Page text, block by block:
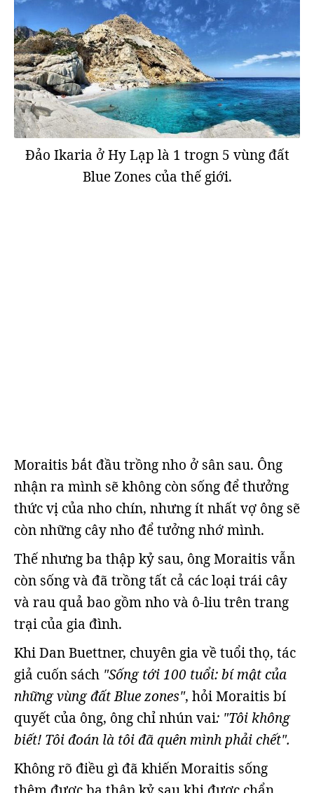
Đảo Ikaria ở Hy Lạp là 1 trogn 5 vùng đất
Blue Zones của thế giới.
Moraitis bắt đầu trồng nho ở sân sau. Ông
nhận ra mình sẽ không còn sống để thưởng
thức vị của nho chín, nhưng ít nhất vợ ông sẽ
còn những cây nho để tưởng nhớ mình.
Thế nhưng ba thập kỷ sau, ông Moraitis vẫn
còn sống và đã trồng tất cả các loại trái cây
và rau quả bao gồm nho và ô-liu trên trang
trại của gia đình.
Khi Dan Buettner, chuyên gia về tuổi thọ, tác
giả cuốn sách "Sống tới 100 tuổi: bí mật của
những vùng đất Blue zones", hỏi Moraitis bí
quyết của ông, ông chỉ nhún vai: "Tôi không
biết! Tôi đoán là tôi đã quên mình phải chết".
Không rõ điều gì đã khiến Moraitis sống